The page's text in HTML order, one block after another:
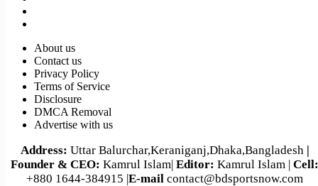
About us
Contact us
Privacy Policy
Terms of Service
Disclosure
DMCA Removal
Advertise with us
Address: Uttar Balurchar,Keraniganj,Dhaka,Bangladesh |
Founder & CEO: Kamrul Islam| Editor: Kamrul Islam | Cell:
+880 1644-384915 |E-mail contact@bdsportsnow.com